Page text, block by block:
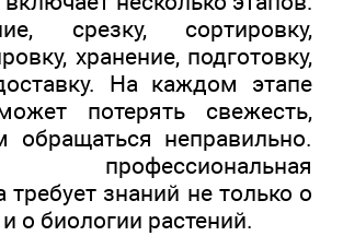
срезку, сортировку,
хранение, подготовку,
На каждом этапе
потерять свежесть,
обращаться неправильно.
профессиональная
требует знаний не только о
о биологии растений.